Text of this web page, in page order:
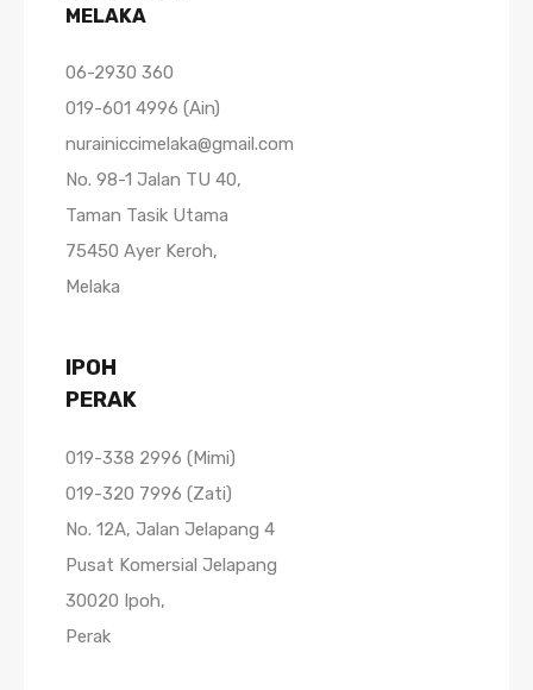
MELAKA
06-2930 360
019-601 4996 (Ain)
nurainiccimelaka@gmail.com
No. 98-1 Jalan TU 40,
Taman Tasik Utama
75450 Ayer Keroh,
Melaka
IPOH
PERAK
019-338 2996 (Mimi)
019-320 7996 (Zati)
No. 12A, Jalan Jelapang 4
Pusat Komersial Jelapang
30020 Ipoh,
Perak